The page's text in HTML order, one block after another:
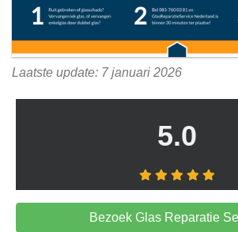
Laatste update: 7 januari 2026
5.0
Bezoek Glas Reparatie